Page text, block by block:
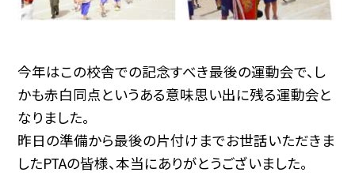
今年はこの校舎での記念すべき最後の運動会で、し
かも赤白同点というある意味思い出に残る運動会と
なりました。
昨日の準備から最後の片付けまでお世話いただきま
したPTAの皆様、本当にありがとうございました。